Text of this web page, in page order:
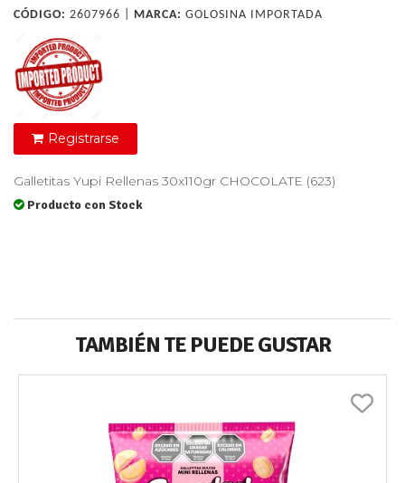
CÓDIGO: 2607966 | MARCA: GOLOSINA IMPORTADA
Registrarse
Galletitas Yupi Rellenas 30x110gr CHOCOLATE (623)
Producto con Stock
TAMBIÉN TE PUEDE GUSTAR